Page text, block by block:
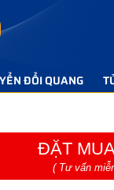
ĐỔI QUANG
ĐẶT
( Tư vấn